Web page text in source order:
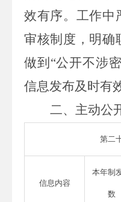
效有序。工作中
审核制度，明确
做到 “公开不涉
信息发布及时有
二、主动公
第二
信息内容
本年制
数